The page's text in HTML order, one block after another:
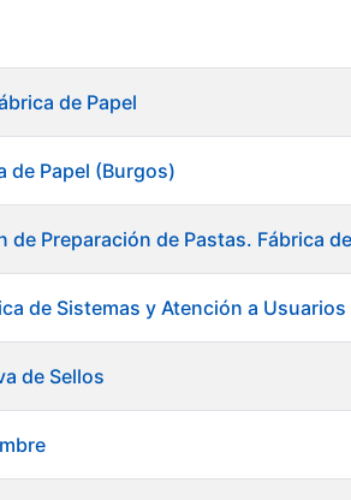
de Papel
de Papel (Burgos)
Preparación de Pastas. Fábrica
de Sistemas y Atención a Usuarios
de Sellos